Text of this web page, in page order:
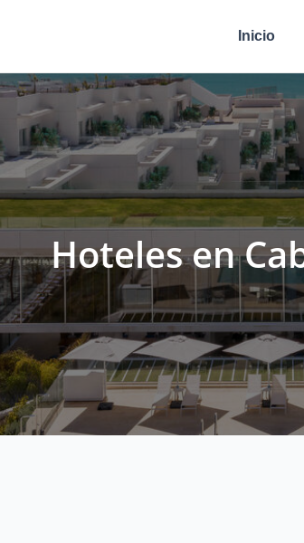
Inicio
Hoteles en